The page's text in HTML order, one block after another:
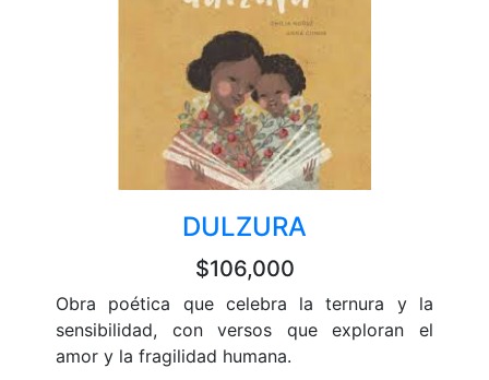
DULZURA
$106,000
Obra poética que celebra la ternura y la
sensibilidad, con versos que exploran el
amor y la fragilidad humana.